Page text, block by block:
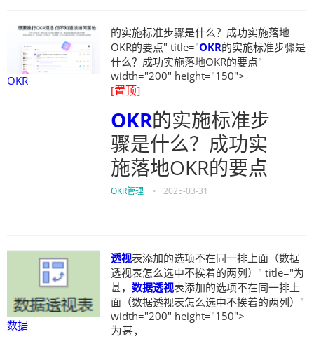
OKR
的实施标准步骤是什么？成功实施落地
OKR的要点" title="OKR的实施标准步骤是
什么？成功实施落地OKR的要点"
width="200" height="150">
[置顶]
OKR的实施标准步
骤是什么？成功实
施落地OKR的要点
OKR管理 • 2025-03-31
数据
透视表添加的选项不在同一排上面（数据
透视表怎么选中不挨着的两列）" title="为
甚， 数据透视表添加的选项不在同一排上
面（数据透视表怎么选中不挨着的两列）"
width="200" height="150">
为甚，